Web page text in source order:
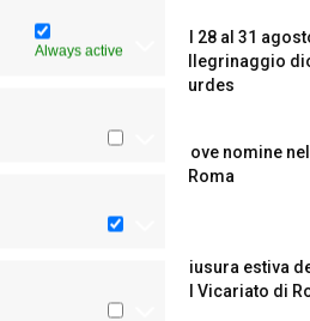
Always active
Dal 28 al 31
pellegrinaggio
Lourdes
Nuove nomine
di Roma
Chiusura estiva
del Vicariato di